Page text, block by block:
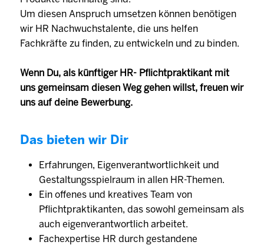
Um diesen Anspruch umsetzen können benötigen
wir HR Nachwuchstalente, die uns helfen
Fachkräfte zu finden, zu entwickeln und zu binden.
Wenn Du, als künftiger HR- Pflichtpraktikant mit
uns gemeinsam diesen Weg gehen willst, freuen wir
uns auf deine Bewerbung.
Das bieten wir Dir
Erfahrungen, Eigenverantwortlichkeit und
Gestaltungsspielraum in allen HR-Themen.
Ein offenes und kreatives Team von
Pflichtpraktikanten, das sowohl gemeinsam als
auch eigenverantwortlich arbeitet.
Fachexpertise HR durch gestandene